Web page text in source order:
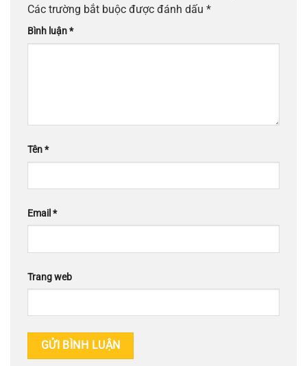
Các trường bắt buộc được đánh dấu *
Bình luận*
Tên*
Email *
Trang web